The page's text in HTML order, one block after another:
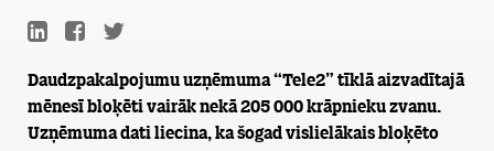
Daudzpakalpojumu uzņēmuma “Tele2” tīklā aizvadītajā
mēnesī bloķēti vairāk nekā 205 000 krāpnieku zvanu.
Uzņēmuma dati liecina, ka šogad vislielākais bloķēto